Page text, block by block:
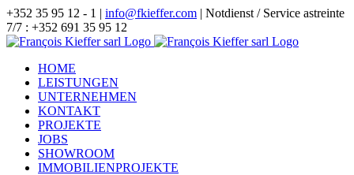
Zum
Inhalt
springen
+352 35 95 12 - 1 | info@fkieffer.com | Notdienst / Service astreinte
7/7 : +352 691 35 95 12
HOME
LEISTUNGEN
UNTERNEHMEN
KONTAKT
PROJEKTE
JOBS
SHOWROOM
IMMOBILIENPROJEKTE